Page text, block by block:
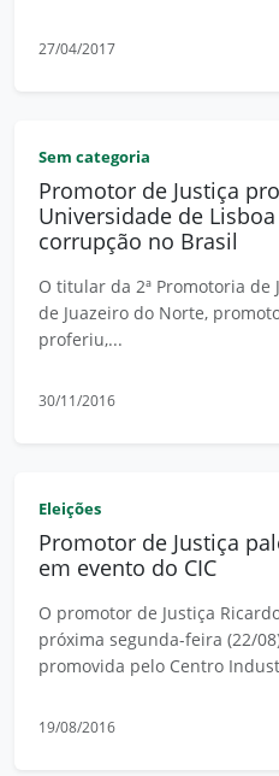
27/04/2017
Sem categoria
Promotor de Justiça
Universidade de
corrupção no Brasil
O titular da 2ª Promotoria de
de Juazeiro do Norte,
proferiu,...
30/11/2016
Eleições
Promotor de Justiça
em evento do CIC
O promotor de Justiça
próxima segunda-feira (22/
promovida pelo Centro
19/08/2016